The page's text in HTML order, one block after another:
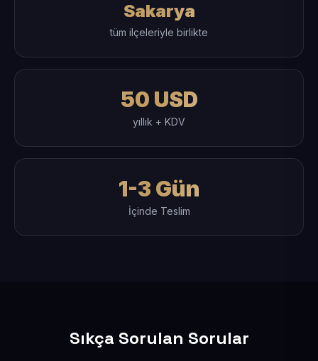
Sakarya
tüm ilçeleriyle birlikte
50 USD
yıllık + KDV
1-3 Gün
İçinde Teslim
Sıkça Sorulan Sorular